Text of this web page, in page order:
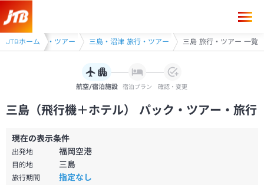
JTBホーム
静岡県 旅行・ツアー 三島・沼津 旅行・ツアー 三島 旅行・ツアー 一覧
航空/宿泊施設 宿泊プラン 確認・変更
三島（飛行機＋ホテル） パック・ツアー・旅行
現在の表示条件
出発地 福岡空港
目的地 三島
旅行期間 指定なし